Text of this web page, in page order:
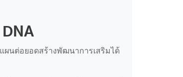
ผนต่อยอดสร้างพัฒนาการเสริมได้